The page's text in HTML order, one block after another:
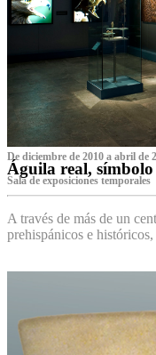
De diciembre de 2010 a abril de
Águila real,
Sala de exposiciones temporales
A través de más de un
prehispánicos e